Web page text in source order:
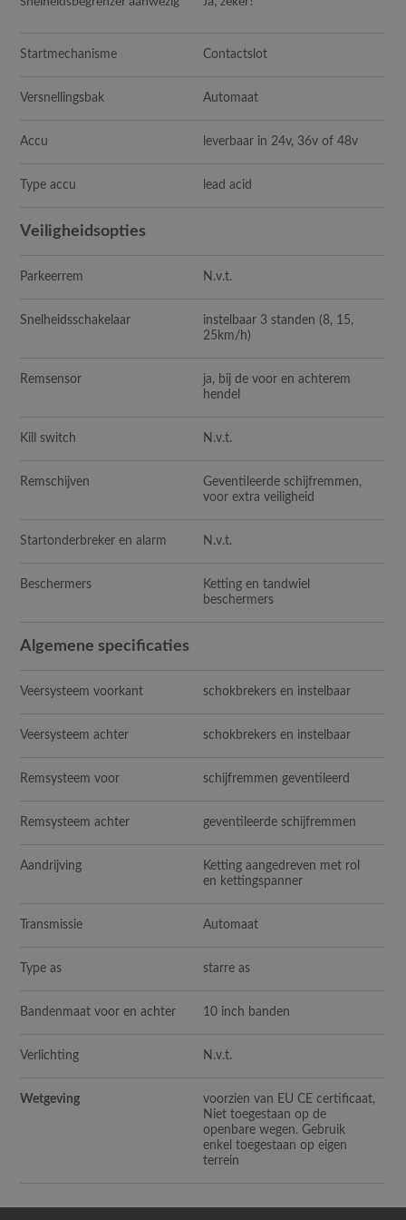
Startmechanisme Contactslot
Versnellingsbak Automaat
Accu leverbaar in 24v, 36v of 48v
Type accu lead acid
Veiligheidsopties
Parkeerrem N.v.t.
Snelheidsschakelaar
instelbaar 3 standen (8, 15,
25km/h)
Remsensor
ja, bij de voor en achterem
hendel
Kill switch N.v.t.
Remschijven
Geventileerde schijfremmen,
voor extra veiligheid
Startonderbreker en alarm N .v.t.
Beschermers
Ketting en tandwiel
beschermers
Algemene specificaties
Veersysteem voorkant schokbrekers en instelbaar
Veersysteem achter schokbrekers en instelbaar
Remsysteem voor schijfremmen geventileerd
Remsysteem achter geventileerde schijfremmen
Aandrijving
Ketting aangedreven met rol
en kettingspanner
Transmissie Automaat
Type as starre as
Bandenmaat voor en achter 10 inch banden
Verlichting N.v.t.
Wetgeving
voorzien van EU CE certificaat,
Niet toegestaan op de
openbare wegen. Gebruik
enkel toegestaan op eigen
terrein